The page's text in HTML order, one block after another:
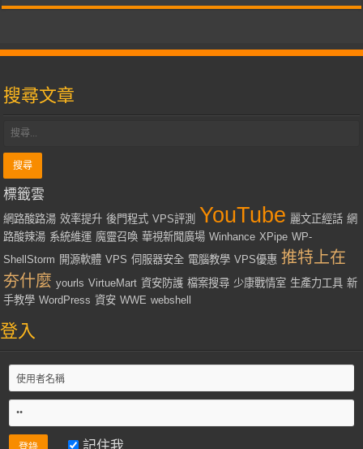
搜尋文章
標籤雲
網路酸路湯 效率提升 後門程式 VPS評測 YouTube 麗文正經話 網
路酸辣湯 系統維運 魔靈召喚 華視新聞廣場 Winhance XPipe WP-
ShellStorm 開源軟體 VPS 伺服器安全 電腦教學 VPS優惠 推特上在
夯什麼 yourls VirtueMart 資安防護 檔案搜尋 少康戰情室 生產力工具 新
手教學 WordPress 資安 WWE webshell
登入